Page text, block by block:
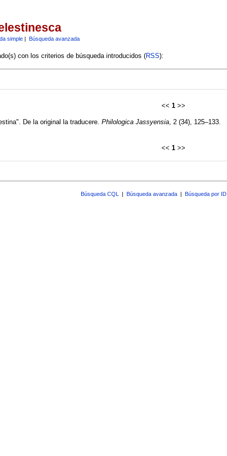
simple| Búsqueda avanzada
con los criterios de búsqueda introducidos (RSS):
<< 1>>
De la original la traducere. Philologica Jassyensia, 2 (34), 125–133.
<< 1>>
Búsqueda CQL | Búsqueda avanzada | Búsqueda por ID